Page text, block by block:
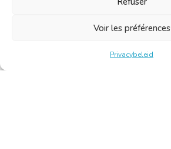
Voir les préférences
Privacybeleid